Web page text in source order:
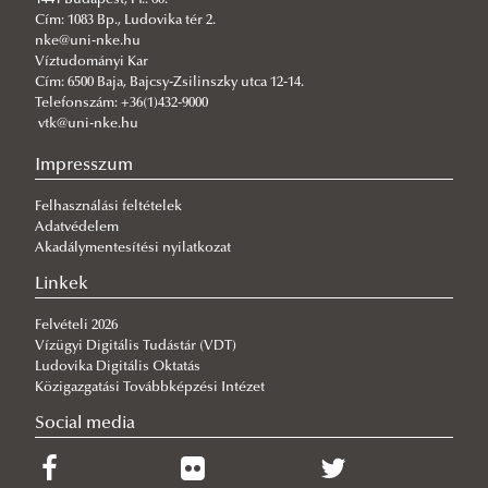
2026/07/23
Növekszik a téradatok szerepe – geodéták találkozója a VTK-n
Kárpát-medencei Környezettudományi Konferencia – a legújabb
kutatási eredmények és szakmai együttműködések jegyében
Közel 2600 új hallgató kezdheti meg tanulmányait az Év Egyeteme-
2026/07/21
VTK-s elismerések az egyetemi tanévzárón
2026/07/14
Sikerrel rendezték meg a Környezettudományi Terepgyakorlatot
2026/07/13
Sikerrel zárult a jubileumi 20. ERB Konferencia Baján
Cím: 1083 Bp., Ludovika tér 2.
nke@uni-nke.hu
Víztudományi Kar
Cím: 6500 Baja, Bajcsy-Zsilinszky utca 12-14.
Telefonszám: +36(1)432-9000
vtk@uni-nke.hu
Impresszum
Felhasználási feltételek
Adatvédelem
Akadálymentesítési nyilatkozat
Linkek
Felvételi 2026
Vízügyi Digitális Tudástár (VDT)
Ludovika Digitális Oktatás
Közigazgatási Továbbképzési Intézet
Social media